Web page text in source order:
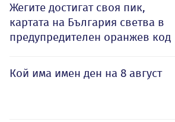
Жегите достигат своя пик,
картата на България светва в
предупредителен оранжев код
Кой има имен ден на 8 август